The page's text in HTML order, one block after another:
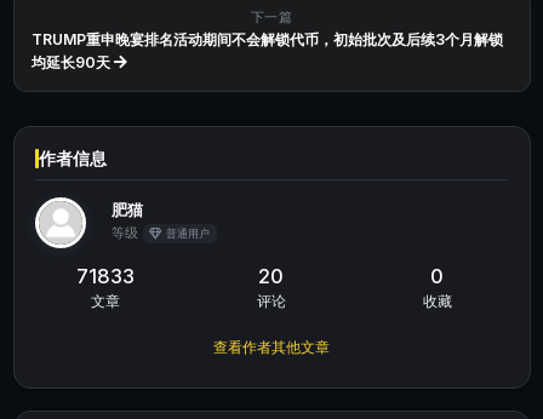
下一篇
TRUMP重申晚宴排名活动期间不会解锁代币，初始批次及后续3个月解锁
均延长90天
作者信息
肥猫
等级 普通用户
71833
文章
20
评论
0
收藏
查看作者其他文章